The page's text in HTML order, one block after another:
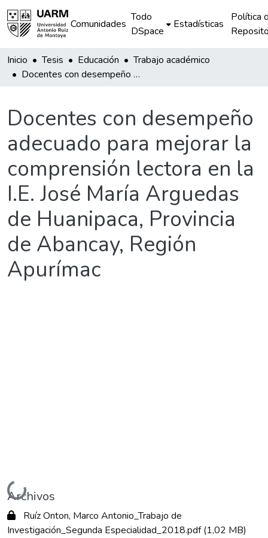
Comunidades
Todo
DSpace
Estadísticas
Política
Inicio Tesis Educación
Trabajo académico
Docentes con desempeño adecuado para mejorar la comprensión lectora en la I.E. José María Arguedas de Huanipaca, Provincia de Abancay, Región Apurímac
Docentes con desempeño
adecuado para mejorar la
comprensión lectora en la
I.E. José María Arguedas
de Huanipaca, Provincia
de Abancay, Región
Apurímac
Cargando...
Archivos
Ruíz Onton, Marco Antonio_Trabajo de
Investigación_Segunda Especialidad_2018.pdf(1,02 MB)